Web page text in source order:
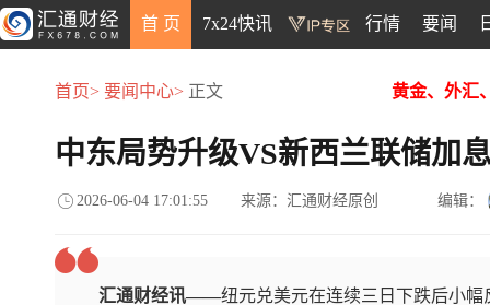
首 页 7x24快讯 行情 要闻
首页> 要闻中心> 正文 黄金、外汇
中东局势升级VS新西兰联储加
2026-06-04 17:01:55 来源：汇通财经原创 编辑：
汇通财经讯——纽元兑美元在连续三日下跌后小